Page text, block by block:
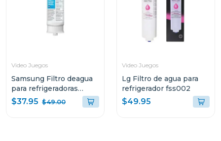
Video Juegos
Samsung Filtro deagua
para refrigeradoras
hafqin
$37.95 $49.00
Video Juegos
Lg Filtro de agua para
refrigerador fss002
$49.95